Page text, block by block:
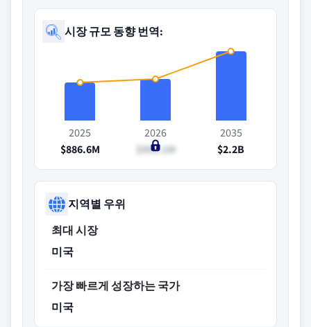
시장 규모 동향 번역:
2025
$886.6M
2026
$991.1M
2035
$2.2B
지역별 우위
최대 시장
미국
가장 빠르게 성장하는 국가
미국